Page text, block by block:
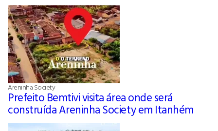
Areninha Society
Prefeito Bemtivi visita área onde será
construída Areninha Society em Itanhém